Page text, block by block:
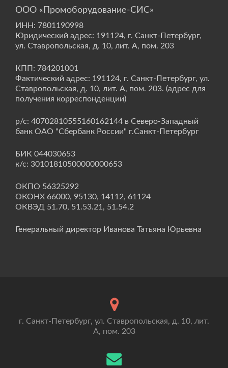
ООО «Промоборудование-СИС»
ИНН: 7801190998
Юридический адрес: 191124, г. Санкт-Петербург,
ул. Ставропольская, д. 10, лит. А, пом. 203
КПП: 784201001
Фактический адрес: 191124, г. Санкт-Петербург, ул.
Ставропольская, д. 10, лит. А, пом. 203. (адрес для
получения корреспонденции)
р/с: 40702810555160162144 в Северо-Западный
банк ОАО "Сбербанк России" г.Санкт-Петербург
БИК 044030653
к/с: 30101810500000000653
ОКПО 56325292
ОКОНХ 66000, 95130, 14112, 61124
ОКВЭД 51.70, 51.53.21, 51.54.2
Генеральный директор Иванова Татьяна Юрьевна
г. Санкт-Петербург, ул. Ставропольская, д. 10, лит.
А, пом. 203